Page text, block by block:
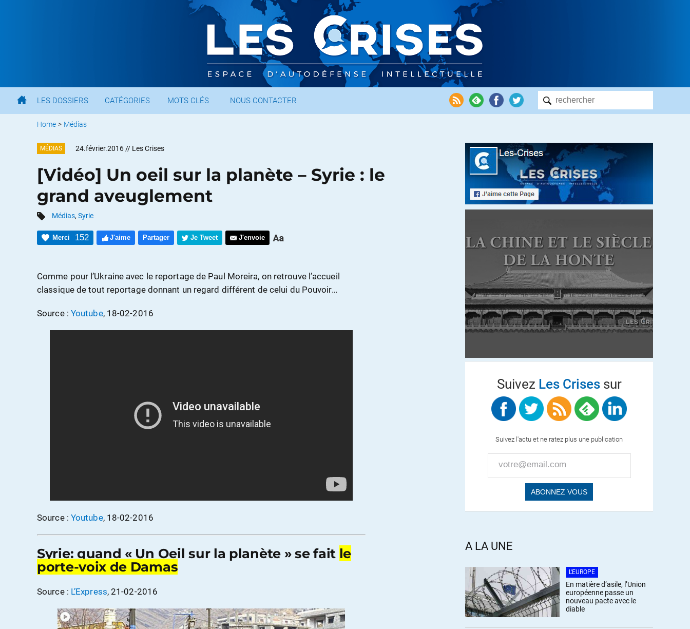
LES DOSSIERS CATÉGORIES MOTS CLÉS NOUS CONTACTER
Home > Médias
MÉDIAS 24.février.2016 // Les Crises
[Vidéo] Un oeil sur la planète – Syrie : le
grand aveuglement
Médias, Syrie
Merci 152 J'aime Partager Je Tweet J'envoie
Comme pour l’Ukraine avec le reportage de Paul Moreira, on retrouve l’accueil
classique de tout reportage donnant un regard différent de celui du Pouvoir…
Source : Youtube, 18-02-2016
Source : Youtube, 18-02-2016
Syrie: quand « Un Oeil sur la planète » se fait le
porte-voix de Damas
Source : L’Express, 21-02-2016
Suivez Les Crisessur
Suivez l'actu et ne ratez plus une publication
A LA UNE
L'EUROPE
En matière d’asile, l’Union
européenne passe un
nouveau pacte avec le
diable